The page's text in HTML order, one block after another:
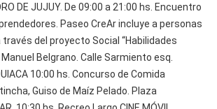
DE JUJUY. De 09:00 a 21:00 hs. Encuentro
Paseo CreAr incluye a personas
del proyecto Social “Habilidades
Belgrano. Calle Sarmiento esq.
10:00 hs. Concurso de Comida
Guiso de Maíz Pelado. Plaza